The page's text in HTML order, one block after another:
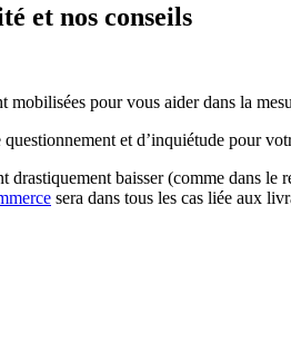
et nos conseils
pour vous aider dans la
et d’inquiétude pour
baisser (comme dans
sera dans tous les cas liée aux